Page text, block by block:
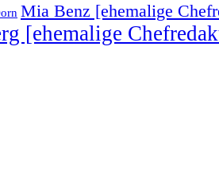
Mia Benz [ehemalige
[ehemalige